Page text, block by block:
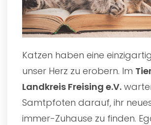
Katzen haben eine
unser Herz zu erobern. Im
Landkreis Freising e.V.
Samtpfoten darauf, ihr
immer-Zuhause zu finden.